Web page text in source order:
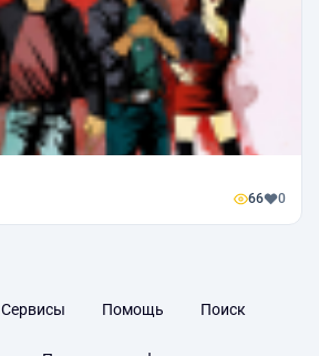
66 0
Сервисы Помощь Поиск